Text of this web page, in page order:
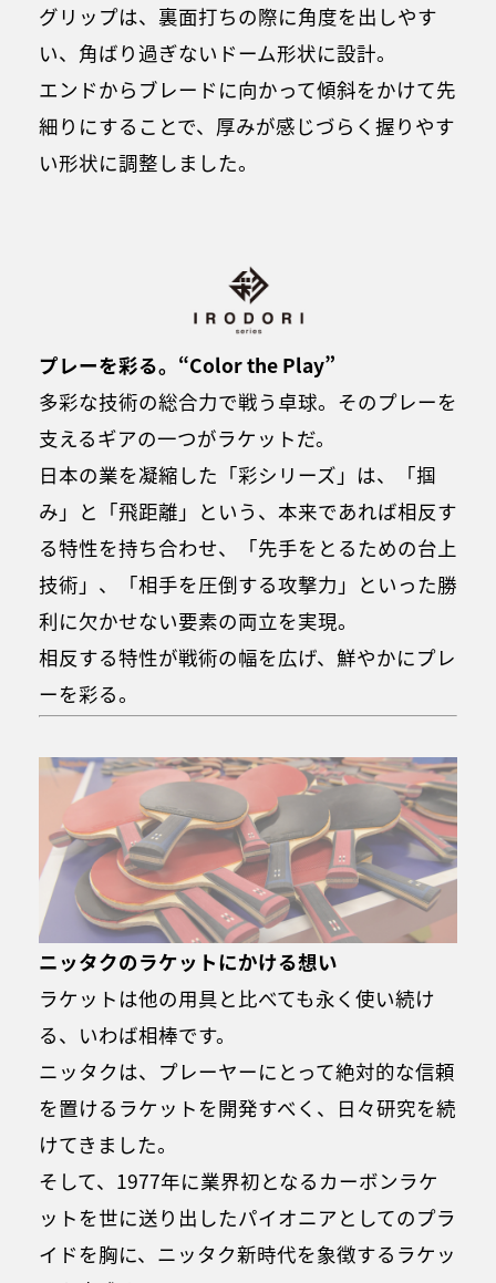
グリップは、裏面打ちの際に角度を出しやす
い、角ばり過ぎないドーム形状に設計。
エンドからブレードに向かって傾斜をかけて先
細りにすることで、厚みが感じづらく握りやす
い形状に調整しました。
プレーを彩る。“Color the Play”
多彩な技術の総合力で戦う卓球。そのプレーを
支えるギアの一つがラケットだ。
日本の業を凝縮した「彩シリーズ」は、「掴
み」と「飛距離」という、本来であれば相反す
る特性を持ち合わせ、「先手をとるための台上
技術」、「相手を圧倒する攻撃力」といった勝
利に欠かせない要素の両立を実現。
相反する特性が戦術の幅を広げ、鮮やかにプレ
ーを彩る。
ニッタクのラケットにかける想い
ラケットは他の用具と比べても永く使い続け
る、いわば相棒です。
ニッタクは、プレーヤーにとって絶対的な信頼
を置けるラケットを開発すべく、日々研究を続
けてきました。
そして、1977年に業界初となるカーボンラケ
ットを世に送り出したパイオニアとしてのプラ
イドを胸に、ニッタク新時代を象徴するラケッ